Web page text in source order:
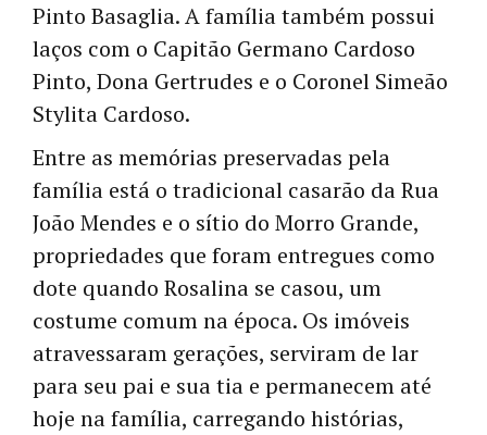
Pinto Basaglia. A família também possui
laços com o Capitão Germano Cardoso
Pinto, Dona Gertrudes e o Coronel Simeão
Stylita Cardoso.
Entre as memórias preservadas pela
família está o tradicional casarão da Rua
João Mendes e o sítio do Morro Grande,
propriedades que foram entregues como
dote quando Rosalina se casou, um
costume comum na época. Os imóveis
atravessaram gerações, serviram de lar
para seu pai e sua tia e permanecem até
hoje na família, carregando histórias,